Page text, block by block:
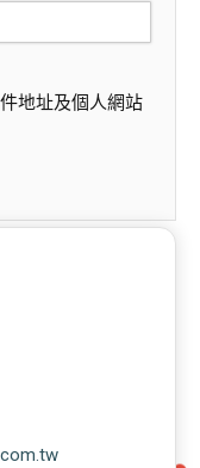
地址及個人網站